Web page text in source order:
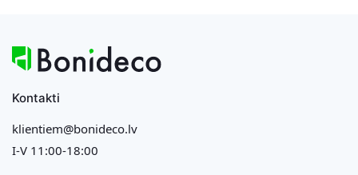
Kontakti
klientiem@bonideco.lv
I-V 11:00-18:00